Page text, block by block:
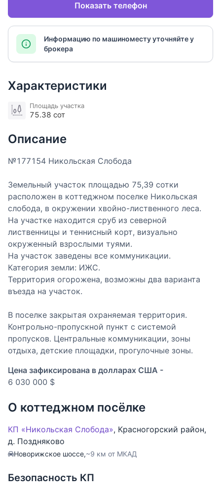
Показать телефон
Информацию по машиноместу уточняйте у
брокера
Характеристики
Площадь участка
75.38 сот
Описание
№177154 Никольская Слобода
Земельный участок площадью 75,39 сотки
расположен в коттеджном поселке Никольская
слобода, в окружении хвойно-лиственного леса.
На участке находится сруб из северной
лиственницы и теннисный корт, визуально
окруженный взрослыми туями.
На участок заведены все коммуникации.
Категория земли: ИЖС.
Территория огорожена, возможны два варианта
въезда на участок.
В поселке закрытая охраняемая территория.
Контрольно-пропускной пункт с системой
пропусков. Центральные коммуникации, зоны
отдыха, детские площадки, прогулочные зоны.
Цена зафиксирована в долларах США -
6 030 000 $
О коттеджном посёлке
КП «Никольская Слобода», Красногорский район,
д. Поздняково
Новорижское шоссе,~9 км от МКАД
Безопасность КП